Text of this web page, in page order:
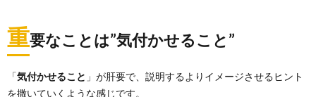
重要なことは”気付かせること”
「気付かせること 」が肝要で、説明するよりイメージさせるヒント
を撒いていくような感じです。